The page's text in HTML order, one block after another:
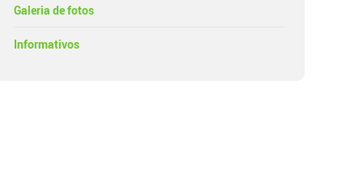
Galeria de fotos
Informativos